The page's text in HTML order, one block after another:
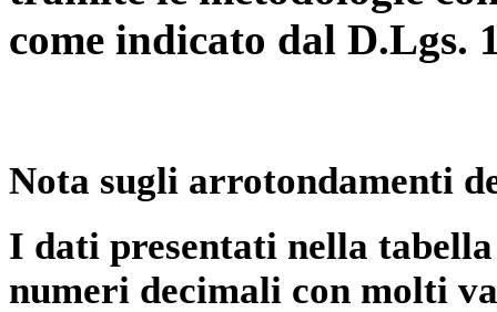
come indicato dal D.Lgs.
Nota sugli arrotondamenti
I dati presentati nella
numeri decimali con molti